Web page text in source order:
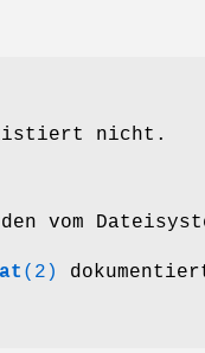
nicht.
vom
(2)